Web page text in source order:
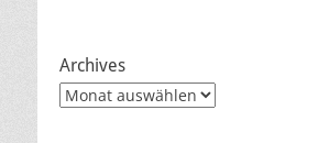
Archives
Archives